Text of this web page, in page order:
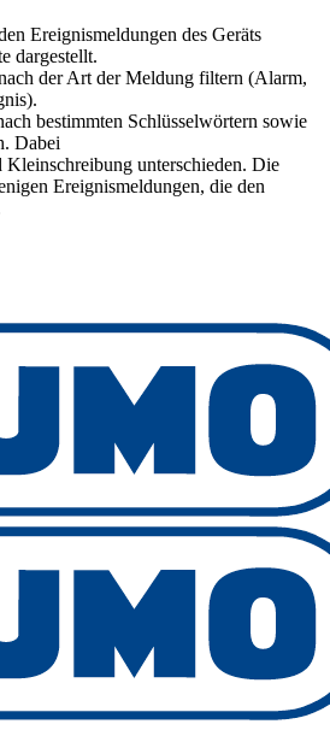
Ereignismeldungen des Geräts
dargestellt.
der Art der Meldung filtern (Alarm,
bestimmten Schlüsselwörtern sowie
Dabei
unterschieden. Die
Ereignismeldungen, die den